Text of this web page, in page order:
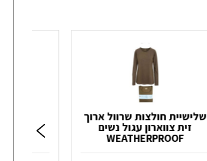
שלישיית חולצות שרוול ארוך
זית צווארון עגול נשים
WEATHERPROOF